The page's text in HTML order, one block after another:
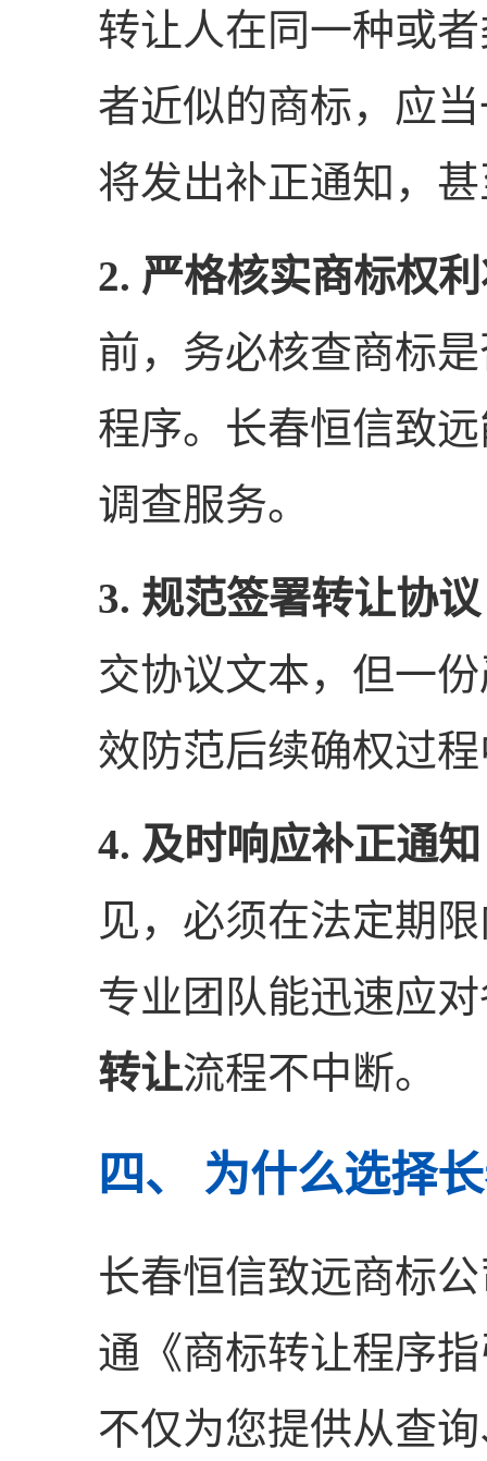
转让人在同一种或
者近似的商标，应
将发出补正通知，
2. 严格核实商标权
前，务必核查商标
程序。长春恒信致
调查服务。
3. 规范签署转让协
交协议文本，但一
效防范后续确权过
4. 及时响应补正通
见，必须在法定期
专业团队能迅速应
转让流程不中断。
四、 为什么选择
长春恒信致远商标
通《商标转让程序
不仅为您提供从查